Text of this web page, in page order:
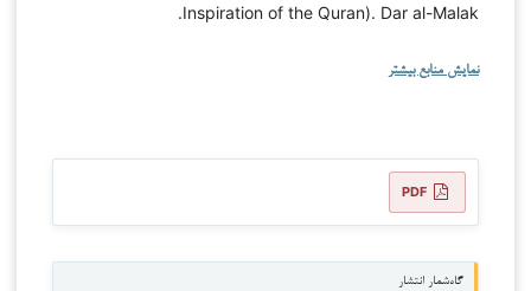
Inspiration of the Quran). Dar al-Malak.
نمایش منابع بیشتر
PDF
گاه‌شمار انتشار